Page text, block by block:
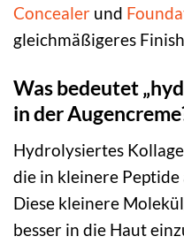
Concealer und
gleichmäßigeres
Was bedeutet
in der
Hydrolysiertes
die in kleinere Peptide
Diese kleinere
besser in die Haut